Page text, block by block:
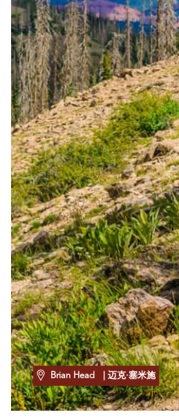
Brian Head | 迈克·塞米施